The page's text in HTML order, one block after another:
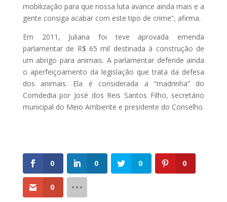
mobilização para que nossa luta avance ainda mais e a
gente consiga acabar com este tipo de crime”, afirma.
Em 2011, Juliana foi teve aprovada emenda
parlamentar de R$ 65 mil destinada à construção de
um abrigo para animais. A parlamentar defende ainda
o aperfeiçoamento da legislação que trata da defesa
dos animais. Ela é considerada a “madrinha” do
Comdedia por José dos Reis Santos Filho, secretário
municipal do Meio Ambiente e presidente do Conselho.
0 0 0 0
0